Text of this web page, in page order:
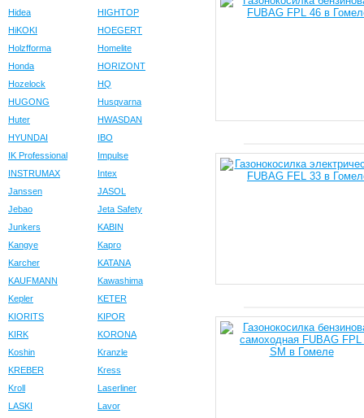
Hidea
HIGHTOP
HiKOKI
HOEGERT
Holzfforma
Homelite
Honda
HORIZONT
Hozelock
HQ
HUGONG
Husqvarna
Huter
HWASDAN
HYUNDAI
IBO
IK Professional
Impulse
INSTRUMAX
Intex
Janssen
JASOL
Jebao
Jeta Safety
Junkers
KABIN
Kangye
Kapro
Karcher
KATANA
KAUFMANN
Kawashima
Kepler
KETER
KIORITS
KIPOR
KIRK
KORONA
Koshin
Kranzle
KREBER
Kress
Kroll
Laserliner
LASKI
Lavor